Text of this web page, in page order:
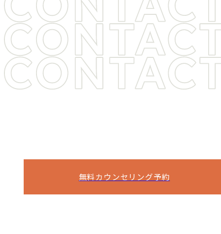
無料カウンセリング予約